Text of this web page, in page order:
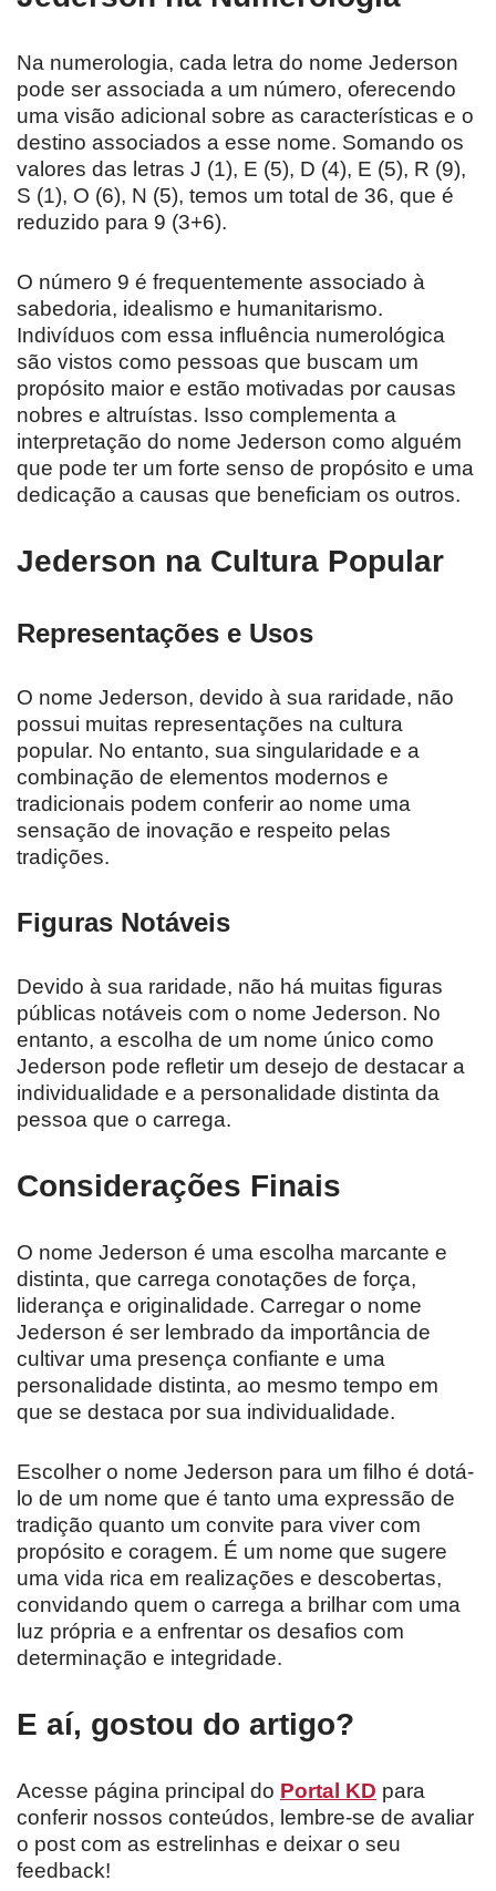
Na numerologia, cada letra do nome Jederson
pode ser associada a um número, oferecendo
uma visão adicional sobre as características e o
destino associados a esse nome. Somando os
valores das letras J (1), E (5), D (4), E (5), R (9),
S (1), O (6), N (5), temos um total de 36, que é
reduzido para 9 (3+6).
O número 9 é frequentemente associado à
sabedoria, idealismo e humanitarismo.
Indivíduos com essa influência numerológica
são vistos como pessoas que buscam um
propósito maior e estão motivadas por causas
nobres e altruístas. Isso complementa a
interpretação do nome Jederson como alguém
que pode ter um forte senso de propósito e uma
dedicação a causas que beneficiam os outros.
Jederson na Cultura Popular
Representações e Usos
O nome Jederson, devido à sua raridade, não
possui muitas representações na cultura
popular. No entanto, sua singularidade e a
combinação de elementos modernos e
tradicionais podem conferir ao nome uma
sensação de inovação e respeito pelas
tradições.
Figuras Notáveis
Devido à sua raridade, não há muitas figuras
públicas notáveis com o nome Jederson. No
entanto, a escolha de um nome único como
Jederson pode refletir um desejo de destacar a
individualidade e a personalidade distinta da
pessoa que o carrega.
Considerações Finais
O nome Jederson é uma escolha marcante e
distinta, que carrega conotações de força,
liderança e originalidade. Carregar o nome
Jederson é ser lembrado da importância de
cultivar uma presença confiante e uma
personalidade distinta, ao mesmo tempo em
que se destaca por sua individualidade.
Escolher o nome Jederson para um filho é dotá-
lo de um nome que é tanto uma expressão de
tradição quanto um convite para viver com
propósito e coragem. É um nome que sugere
uma vida rica em realizações e descobertas,
convidando quem o carrega a brilhar com uma
luz própria e a enfrentar os desafios com
determinação e integridade.
E aí, gostou do artigo?
Acesse página principal do Portal KD para
conferir nossos conteúdos, lembre-se de avaliar
o post com as estrelinhas e deixar o seu
feedback!